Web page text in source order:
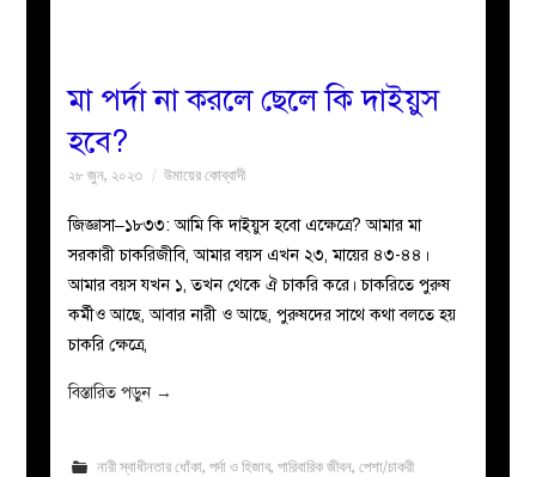
নারীদের
পাতা
মজলিস
প্রশ্ন
করুন
মা পর্দা না করলে ছেলে কি দাইয়ুস
হবে?
২৮ জুন, ২০২৩ উমায়ের কোব্বাদী
জিজ্ঞাসা–১৮৩৩: আমি কি দাইয়ুস হবো এক্ষেত্রে? আমার মা
সরকারী চাকরিজীবি, আমার বয়স এখন ২৩, মায়ের ৪৩-৪৪।
আমার বয়স যখন ১, তখন থেকে ঐ চাকরি করে। চাকরিতে পুরুষ
কর্মীও আছে, আবার নারী ও আছে, পুরুষদের সাথে কথা বলতে হয়
চাকরি ক্ষেত্রে,
বিস্তারিত পড়ুন →
নারী স্বাধীনতার ধোঁকা, পর্দা ও হিজাব, পারিবারিক জীবন, পেশা/চাকরী